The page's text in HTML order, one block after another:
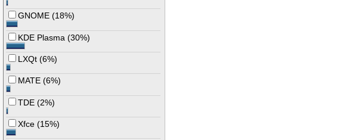
GNOME (18%)
KDE Plasma (30%)
LXQt (6%)
MATE (6%)
TDE (2%)
Xfce (15%)